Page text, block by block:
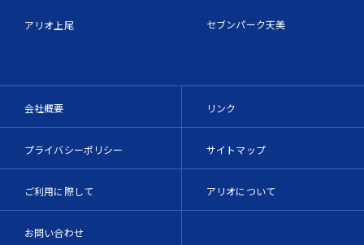
アリオ上尾 セブンパーク天美
会社概要
プライバシーポリシー
ご利用に際して
お問い合わせ
リンク
サイトマップ
アリオについて